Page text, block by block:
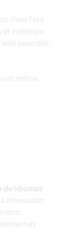
Pour l'été
et intérieurs
pour des
et même
de idiomas
interesado
otro.
más